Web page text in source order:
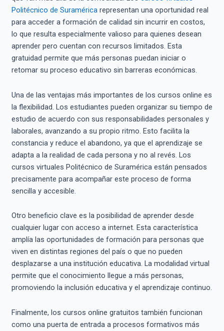
Politécnico de Suraméricarepresentan una oportunidad real
para acceder a formación de calidad sin incurrir en costos,
lo que resulta especialmente valioso para quienes desean
aprender pero cuentan con recursos limitados. Esta
gratuidad permite que más personas puedan iniciar o
retomar su proceso educativo sin barreras económicas.
Una de las ventajas más importantes de los cursos online es
la flexibilidad. Los estudiantes pueden organizar su tiempo de
estudio de acuerdo con sus responsabilidades personales y
laborales, avanzando a su propio ritmo. Esto facilita la
constancia y reduce el abandono, ya que el aprendizaje se
adapta a la realidad de cada persona y no al revés. Los
cursos virtuales Politécnico de Suramérica están pensados
precisamente para acompañar este proceso de forma
sencilla y accesible.
Otro beneficio clave es la posibilidad de aprender desde
cualquier lugar con acceso a internet. Esta característica
amplía las oportunidades de formación para personas que
viven en distintas regiones del país o que no pueden
desplazarse a una institución educativa. La modalidad virtual
permite que el conocimiento llegue a más personas,
promoviendo la inclusión educativa y el aprendizaje continuo.
Finalmente, los cursos online gratuitos también funcionan
como una puerta de entrada a procesos formativos más